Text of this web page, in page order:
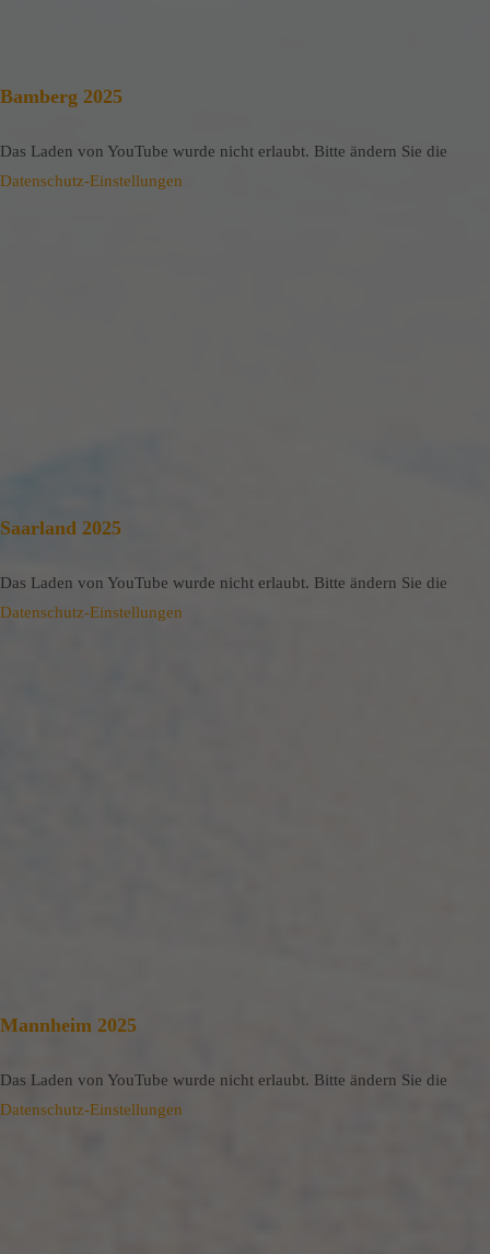
Bamberg 2025
Das Laden von YouTube wurde nicht erlaubt. Bitte ändern Sie die
Datenschutz-Einstellungen
Saarland 2025
Das Laden von YouTube wurde nicht erlaubt. Bitte ändern Sie die
Datenschutz-Einstellungen
Mannheim 2025
Das Laden von YouTube wurde nicht erlaubt. Bitte ändern Sie die
Datenschutz-Einstellungen